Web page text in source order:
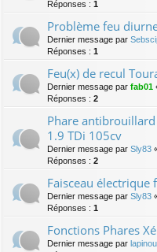
Réponses : 1
Problème feu
Dernier message par
Réponses : 1
Feu(x) de recul
Dernier message par fab01
Réponses : 2
Phare antibrouillard
1.9 TDi 105cv
Dernier message par Sly83
Réponses : 2
Faisceau électrique
Dernier message par Sly83
Réponses : 1
Fonctions Phares
Dernier message par